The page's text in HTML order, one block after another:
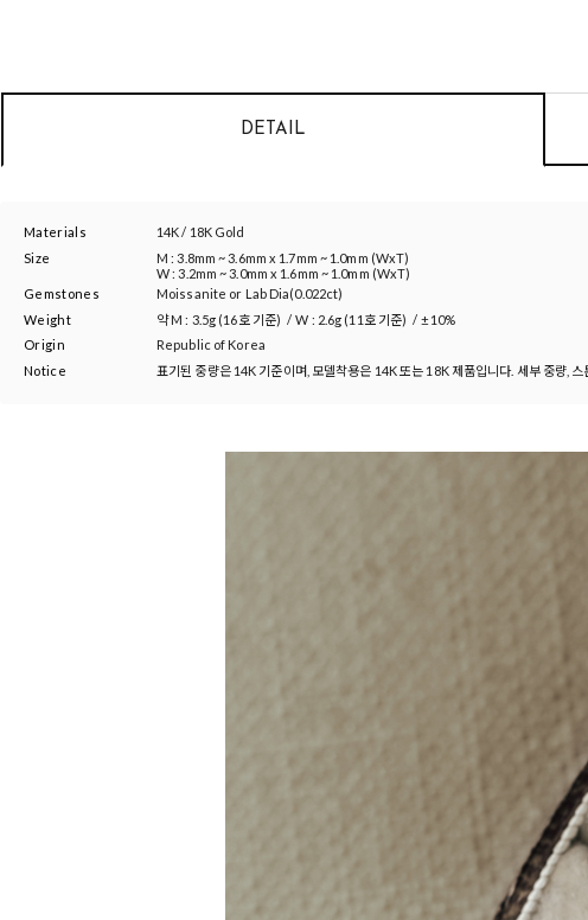
DETAIL
Materials
14K / 18K Gold
Size
M : 3.8mm ~ 3.6mm x 1.7mm ~ 1.0mm (WxT)
W : 3.2mm ~ 3.0mm x 1.6mm ~ 1.0mm (WxT)
Gemstones
Moissanite or Lab Dia(0.022ct)
Weight
약M : 3.5g (16호 기준) / W : 2.6g (11호 기준) / ±10%
Origin
Republic of Korea
Notice
표기된 중량은 14K 기준이며, 모델착용은 14K 또는 18K 제품입니다. 세부 중량,